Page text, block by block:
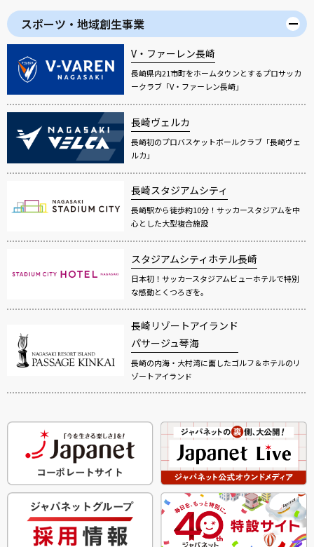
スポーツ・地域創生事業
V・ファーレン長崎
長崎県内21市町をホームタウンとするプロサッカ
ークラブ「V・ファーレン長崎」
長崎ヴェルカ
長崎初のプロバスケットボールクラブ「長崎ヴェ
ルカ」
長崎スタジアムシティ
長崎駅から徒歩約10分！サッカースタジアムを中
心とした大型複合施設
スタジアムシティホテル長崎
日本初！サッカースタジアムビューホテルで特別
な感動とくつろぎを。
長崎リゾートアイランド
パサージュ琴海
長崎の内海・大村湾に面したゴルフ＆ホテルのリ
ゾートアイランド